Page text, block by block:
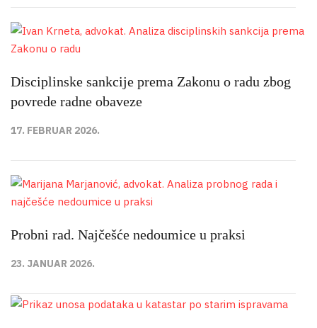
Disciplinske sankcije prema Zakonu o radu zbog
povrede radne obaveze
17. FEBRUAR 2026.
Probni rad. Najčešće nedoumice u praksi
23. JANUAR 2026.